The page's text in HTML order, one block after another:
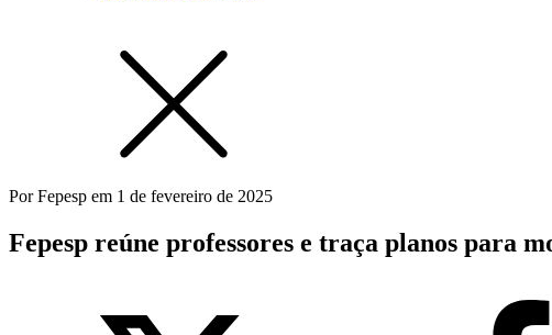
PorFepesp em 1 de fevereiro de 2025
Fepesp reúne professores e traça planos para